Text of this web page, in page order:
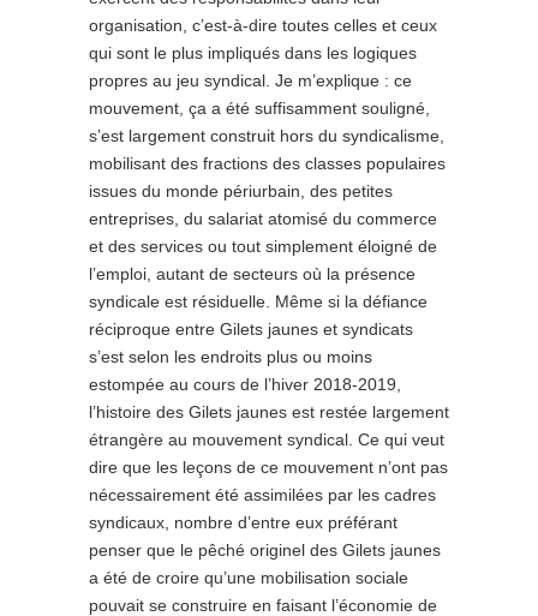
organisation, c’est-à-dire toutes celles et ceux
qui sont le plus impliqués dans les logiques
propres au jeu syndical. Je m’explique : ce
mouvement, ça a été suffisamment souligné,
s’est largement construit hors du syndicalisme,
mobilisant des fractions des classes populaires
issues du monde périurbain, des petites
entreprises, du salariat atomisé du commerce
et des services ou tout simplement éloigné de
l’emploi, autant de secteurs où la présence
syndicale est résiduelle. Même si la défiance
réciproque entre Gilets jaunes et syndicats
s’est selon les endroits plus ou moins
estompée au cours de l’hiver 2018-2019,
l’histoire des Gilets jaunes est restée largement
étrangère au mouvement syndical. Ce qui veut
dire que les leçons de ce mouvement n’ont pas
nécessairement été assimilées par les cadres
syndicaux, nombre d’entre eux préférant
penser que le pêché originel des Gilets jaunes
a été de croire qu’une mobilisation sociale
pouvait se construire en faisant l’économie de